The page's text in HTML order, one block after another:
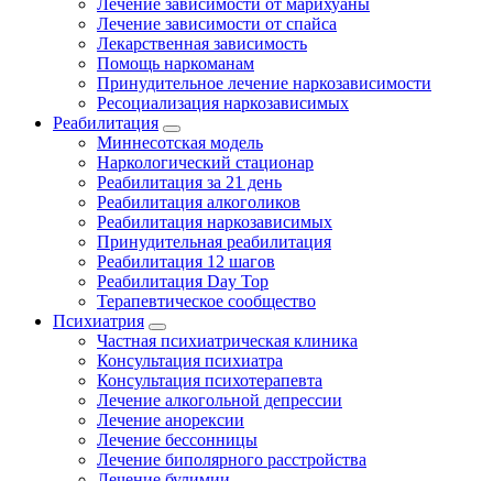
Лечение зависимости от марихуаны
Лечение зависимости от спайса
Лекарственная зависимость
Помощь наркоманам
Принудительное лечение наркозависимости
Ресоциализация наркозависимых
Реабилитация
Миннесотская модель
Наркологический стационар
Реабилитация за 21 день
Реабилитация алкоголиков
Реабилитация наркозависимых
Принудительная реабилитация
Реабилитация 12 шагов
Реабилитация Day Top
Терапевтическое сообщество
Психиатрия
Частная психиатрическая клиника
Консультация психиатра
Консультация психотерапевта
Лечение алкогольной депрессии
Лечение анорексии
Лечение бессонницы
Лечение биполярного расстройства